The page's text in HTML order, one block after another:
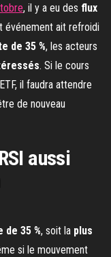
, il y a eu des flux
événement ait refroidi
de 35 %, les acteurs
. Si le cours
il faudra attendre
de nouveau
aussi
de 35 %, soit la plus
si le mouvement